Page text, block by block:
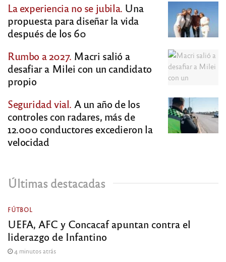
La experiencia no se jubila. Una
propuesta para diseñar la vida
después de los 60
Rumbo a 2027. Macri salió a
desafiar a Milei con un candidato
propio
Seguridad vial. A un año de los
controles con radares, más de
12.000 conductores excedieron la
velocidad
Últimas destacadas
FÚTBOL
UEFA, AFC y Concacaf apuntan contra el
liderazgo de Infantino
4 minutos atrás